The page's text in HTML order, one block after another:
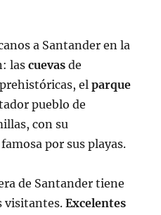
a Santander en la
lascuevas de
elparque
pueblo de
con su
famosa por sus playas.
de Santander tiene
visitantes.Excelentes